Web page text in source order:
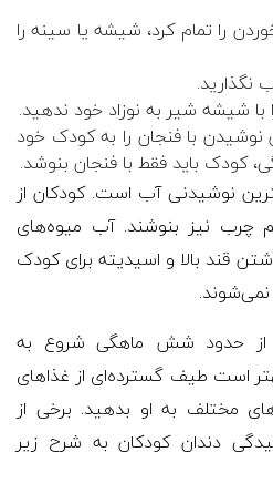
را تمام کرد، شیشه یا سینه را
نگذارید.
شیشه شیر به نوزاد خود ندهید.
با فنجان را به کودک خود
بالای 12 ماه، بهترین نوشیدنی آب است. کودکان از
چرب نیز بنوشند. آب میوه‌های
قند بالا و اسیدیته برای کودک
از حدود شش ماهگی شروع به
است طیف گسترده‌ای از غذاهای
مختلف به او بدهید. برخی از
دندان کودکان به شرح زیر